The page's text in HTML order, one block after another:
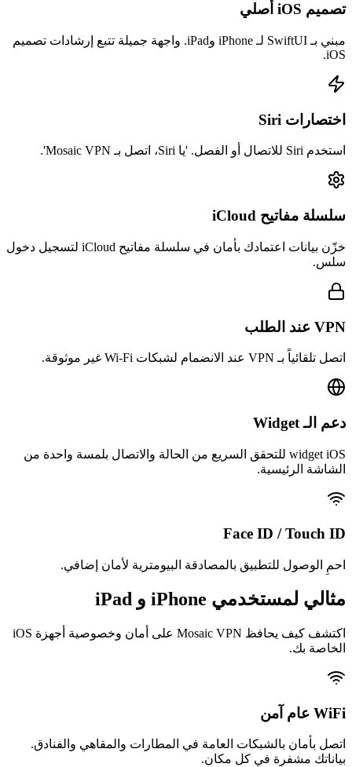
تصميم iOS أصلي
مبني بـ SwiftUI لـ iPhone وiPad. واجهة جميلة تتبع إرشادات تصميم
iOS.
اختصارات Siri
استخدم Siri للاتصال أو الفصل. 'يا Siri، اتصل بـ Mosaic VPN'.
سلسلة مفاتيح iCloud
خزّن بيانات اعتمادك بأمان في سلسلة مفاتيح iCloud لتسجيل دخول
سلس.
VPN عند الطلب
اتصل تلقائياً بـ VPN عند الانضمام لشبكات Wi-Fi غير موثوقة.
دعم الـ Widget
widget iOS للتحقق السريع من الحالة والاتصال بلمسة واحدة من
الشاشة الرئيسية.
Face ID / Touch ID
احمِ الوصول للتطبيق بالمصادقة البيومترية لأمان إضافي.
مثالي لمستخدمي iPhone و iPad
اكتشف كيف يحافظ Mosaic VPN على أمان وخصوصية أجهزة iOS
الخاصة بك.
WiFi عام آمن
اتصل بأمان بالشبكات العامة في المطارات والمقاهي والفنادق.
بياناتك مشفرة في كل مكان.